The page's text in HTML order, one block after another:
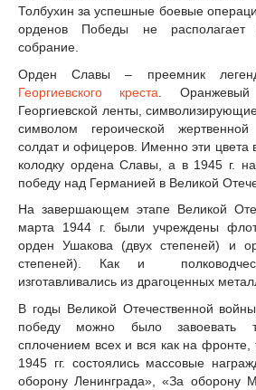
Толбухин за успешные боевые
орденов Победы не
собрание.
Орден Славы – преемник
Георгиевского креста .
Георгиевской ленты,
символом героической жертвенной
солдат и офицеров. Именно эти цвета
колодку ордена Славы, а в 1945 г.
победу над Германией в Великой
На завершающем этапе Великой
марта 1944 г. были учреждены
орден Ушакова (двух степеней) и
степеней). Как и
изготавливались из драгоценных
В годы Великой Отечественной
победу можно было завоевать
сплочением всех и вся как на
1945 гг. состоялись массовые
оборону Ленинграда», «За оборону